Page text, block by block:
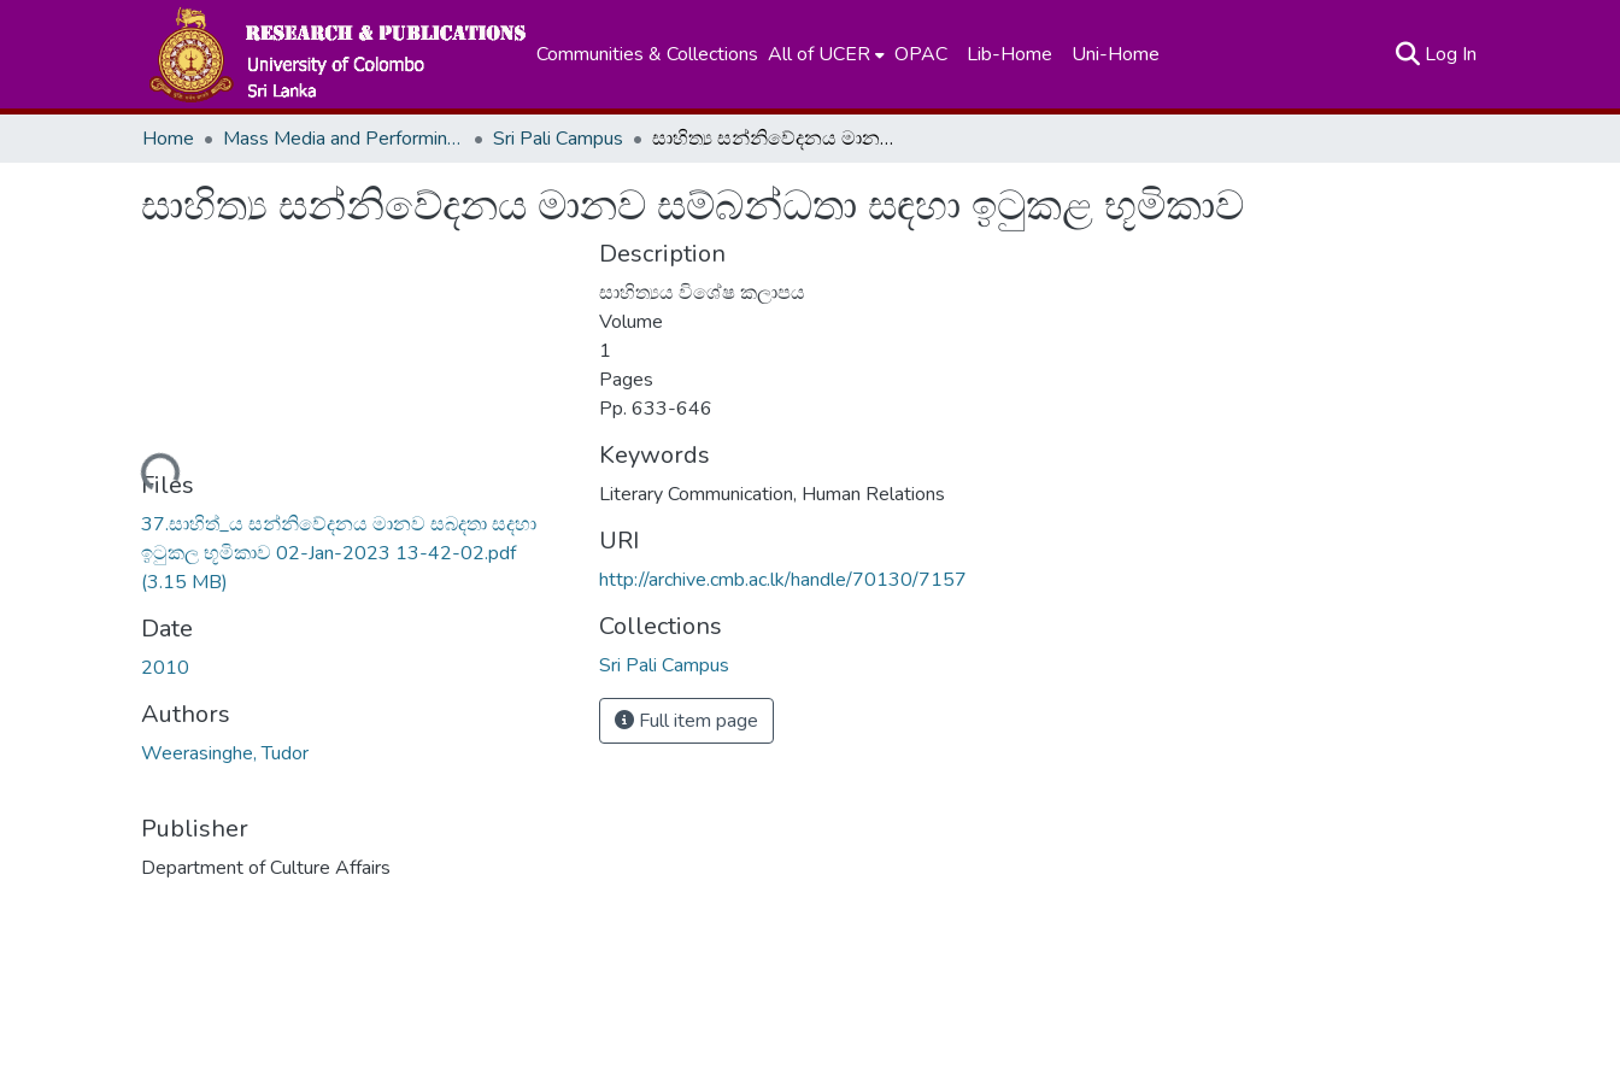
Communities & Collections All of UCER OPAC Lib-Home Uni-Home Log In
Home Mass Media and Performing Arts Sri Pali Campus සාහිත්‍ය සන්නිවේදනය මානව සම්බන්ධතා සඳහා ඉටුකළ භූමිකාව
සාහිත්‍ය සන්නිවේදනය මානව සම්බන්ධතා සඳහා ඉටුකළ භූමිකාව
Loading...
Files
37.සාහිත්_ය සන්නිවේදනය මානව සබදතා සදහා
ඉටුකල භූමිකාව 02-Jan-2023 13-42-02.pdf
(3.15 MB)
Date
2010
Authors
Weerasinghe, Tudor
Publisher
Department of Culture Affairs
Description
සාහිත්‍යය විශේෂ කලාපය
Volume
1
Pages
Pp. 633-646
Keywords
Literary Communication, Human Relations
URI
http://archive.cmb.ac.lk/handle/70130/7157
Collections
Sri Pali Campus
Full item page